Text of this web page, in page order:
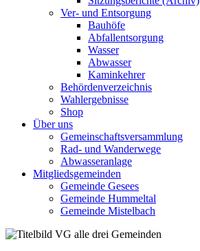
Ver- und Entsorgung
Bauhöfe
Abfallentsorgung
Wasser
Abwasser
Kaminkehrer
Behördenverzeichnis
Wahlergebnisse
Shop
Über uns
Gemeinschaftsversammlung
Rad- und Wanderwege
Abwasseranlage
Mitgliedsgemeinden
Gemeinde Gesees
Gemeinde Hummeltal
Gemeinde Mistelbach